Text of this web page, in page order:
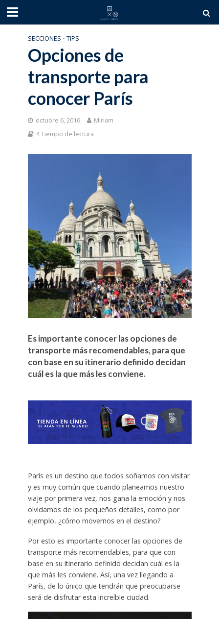
SECCIONES • TIPS
Opciones de
transporte para
conocer París
octubre 6, 2016
Miriam
4 Tiempo de lectura
Es importante conocer las opciones de
transporte más recomendables, para que
con base en su itinerario definido decidan
cuál es la que más les conviene.
París es un destino que todos soñamos con visitar
y es muy común que cuando planeamos nuestro
viaje por primera vez, nos gana la emoción y nos
olvidamos de los pequeños detalles, como por
ejemplo, ¿cómo movernos en el destino?
Por esto es importante conocer las opciones de
transporte más recomendables, para que con
base en su itinerario definido decidan cuál es la
que más les conviene. Así, una vez llegando a
París, de lo único que tendrán que preocuparse
será de disfrutar esta increíble ciudad.